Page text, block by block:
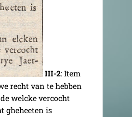
III-2: Item
recht van te hebben
welcke vercocht
gheheeten is